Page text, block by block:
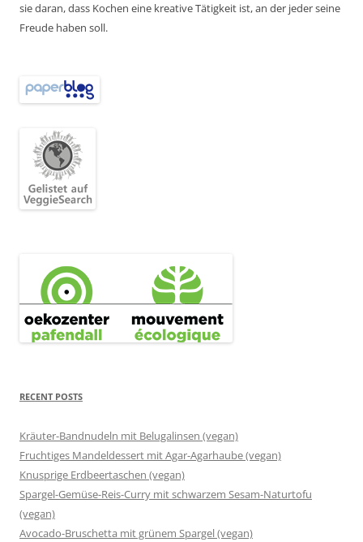
sie daran, dass Kochen eine kreative Tätigkeit ist, an der jeder seine
Freude haben soll.
RECENT POSTS
Kräuter-Bandnudeln mit Belugalinsen (vegan)
Fruchtiges Mandeldessert mit Agar-Agarhaube (vegan)
Knusprige Erdbeertaschen (vegan)
Spargel-Gemüse-Reis-Curry mit schwarzem Sesam-Naturtofu
(vegan)
Avocado-Bruschetta mit grünem Spargel (vegan)